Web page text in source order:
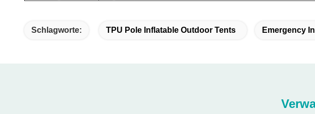
Schlagworte: TPU Pole Inflatable Outdoor Tents Emergency